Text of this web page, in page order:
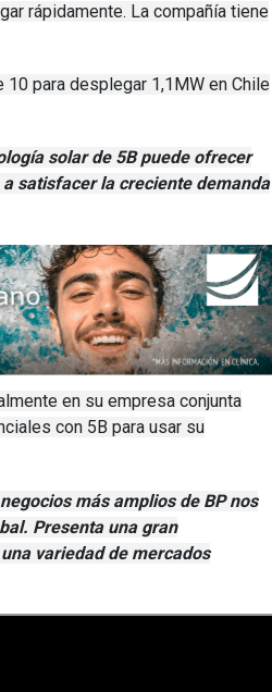
rápidamente. La compañía tiene
para desplegar 1,1MW en Chile
solar de 5B puede ofrecer
satisfacer la creciente demanda
en su empresa conjunta
con 5B para usar su
más amplios de BP nos
Presenta una gran
variedad de mercados